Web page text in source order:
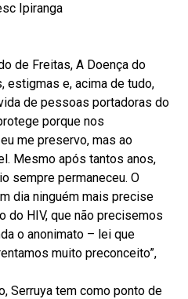
Ipiranga
de Freitas, A Doença do
estigmas e, acima de tudo,
de pessoas portadoras do
porque nos
me preservo, mas ao
Mesmo após tantos anos,
sempre permaneceu. O
dia ninguém mais precise
do HIV, que não precisemos
o anonimato – lei que
muito preconceito”,
Serruya tem como ponto de